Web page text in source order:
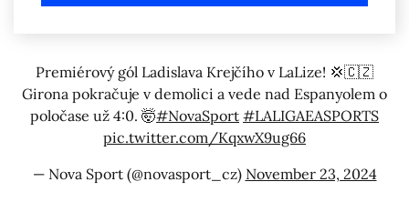
Premiérový gól Ladislava Krejčího v LaLize! 💢🇨🇿
Girona pokračuje v demolici a vede nad Espanyolem o
poločase už 4:0. 🤯#NovaSport #LALIGAEASPORTS
pic.twitter.com/KqxwX9ug66
— Nova Sport (@novasport_cz) November 23, 2024